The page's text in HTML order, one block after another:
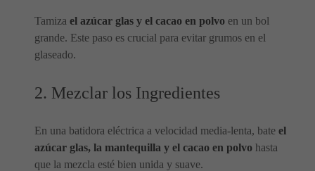
Tamiza el azúcar glas y el cacao en polvo en un bol
grande. Este paso es crucial para evitar grumos en el
glaseado.
2. Mezclar los Ingredientes
En una batidora eléctrica a velocidad media-lenta, bate el
azúcar glas, la mantequilla y el cacao en polvo hasta
que la mezcla esté bien unida y suave.